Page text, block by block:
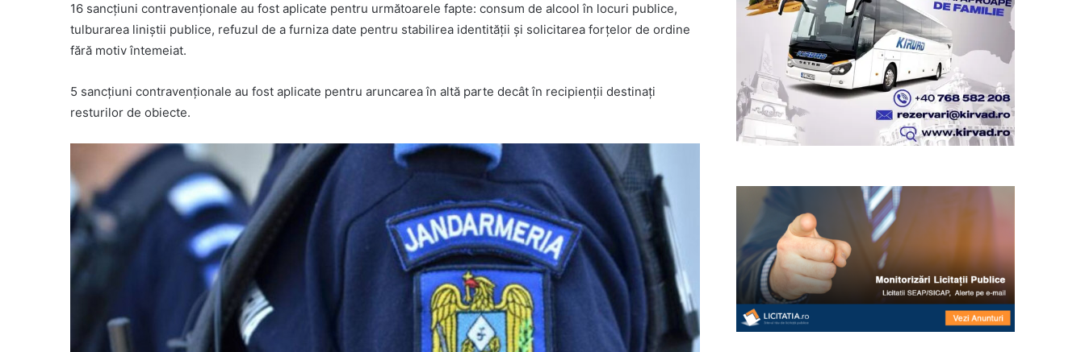
16 sancţiuni contravenţionale au fost aplicate pentru următoarele fapte: consum de alcool în locuri publice,
tulburarea liniștii publice, refuzul de a furniza date pentru stabilirea identității și solicitarea forțelor de ordine
fără motiv întemeiat.
5 sancţiuni contravenţionale au fost aplicate pentru aruncarea în altă parte decât în recipienţii destinaţi
resturilor de obiecte.